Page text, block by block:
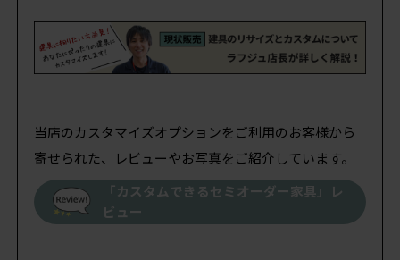
当店のカスタマイズオプションをご利用のお客様から
寄せられた、レビューやお写真をご紹介しています。
「カスタムできるセミオーダー家具」レ
ビュー